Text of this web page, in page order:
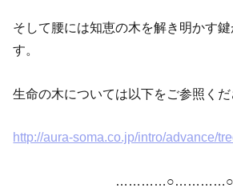
そして腰には知恵の木を解き明かす
す。
生命の木については以下をご参照くだ
http://aura-soma.co.jp/intro/advance/